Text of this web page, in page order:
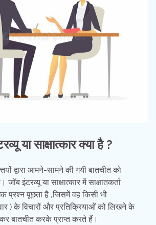
या साक्षात्कार क्या है ?
द्वारा आमने-सामने की गयी बातचीत को
जॉब इंटरव्यू या साक्षात्कार में साक्षातकर्ता
प्रश्न पूछता है ,जिसमें वह किसी भी
) के विचारों और प्रतिक्रियाओं को लिखने के
बातचीत करके प्राप्त करते हैं।